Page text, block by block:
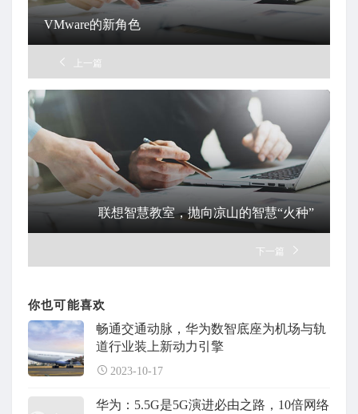
VMware的新角色
上一篇
联想智慧教室，抛向凉山的智慧“火种”
下一篇
你也可能喜欢
畅通交通动脉，华为数智底座为机场与轨
道行业装上新动力引擎
2023-10-17
华为：5.5G是5G演进必由之路，10倍网络